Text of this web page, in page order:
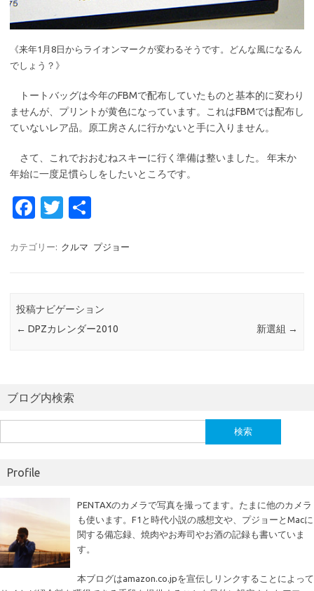
《来年1月8日からライオンマークが変わるそうです。どんな風になるん
でしょう？》
トートバッグは今年のFBMで配布していたものと基本的に変わり
ませんが、プリントが黄色になっています。これはFBMでは配布し
ていないレア品。原工房さんに行かないと手に入りません。
さて、これでおおむねスキーに行く準備は整いました。 年末か
年始に一度足慣らしをしたいところです。
Fa
e
o
T
it
カテゴリー: クルマ プジョー
投稿ナビゲーション
← DPZカレンダー2010 新選組 →
ブログ内検索
索:
Profile
PENTAXのカメラで写真を撮ってます。たまに他のカメラ
も使います。F1と時代小説の感想文や、プジョーとMacに
関する備忘録、焼肉やお寿司やお酒の記録も書いていま
す。
本ブログはamazon.co.jpを宣伝しリンクすることによって